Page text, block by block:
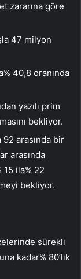
zararına göre
47 milyon
40,8 oranında
yazılı prim
bekliyor.
92 arasında bir
arasında
15 ila% 22
bekliyor.
sürekli
kadar% 80’lik